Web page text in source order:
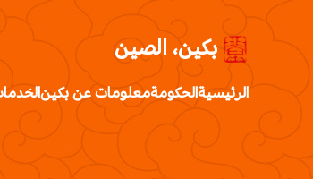
بكين، الصين
الرئيسيةالحكومةمعلومات عن بكين